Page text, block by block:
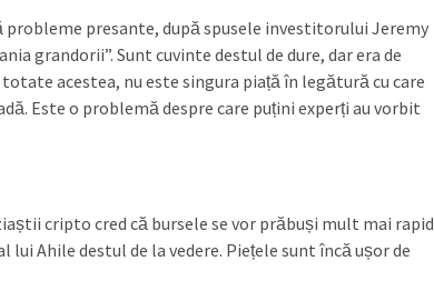
presante, după spusele investitorului Jeremy
grandorii”. Sunt cuvinte destul de dure, dar era de
acestea, nu este singura piață în legătură cu care
Este o problemă despre care puțini experți au vorbit
cripto cred că bursele se vor prăbuși mult mai rapid
Ahile destul de la vedere. Piețele sunt încă ușor de